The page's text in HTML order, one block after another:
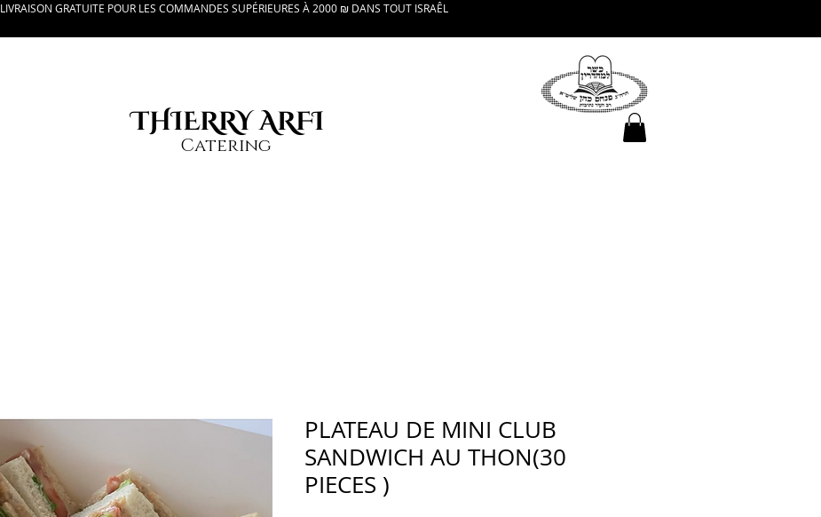
LIVRAISON GRATUITE POUR LES COMMANDES SUPÉRIEURES À 2000 ₪ DANS TOUT ISRAÊL
THIERRY ARFI
Catering
PLATEAU DE MINI CLUB
SANDWICH AU THON(30
PIECES )